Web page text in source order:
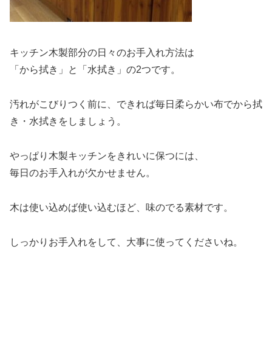
キッチン木製部分の日々のお手入れ方法は
「から拭き」と「水拭き」の2つです。
汚れがこびりつく前に、できれば毎日柔らかい布でから拭
き・水拭きをしましょう。
やっぱり木製キッチンをきれいに保つには、
毎日のお手入れが欠かせません。
木は使い込めば使い込むほど、味のでる素材です。
しっかりお手入れをして、大事に使ってくださいね。